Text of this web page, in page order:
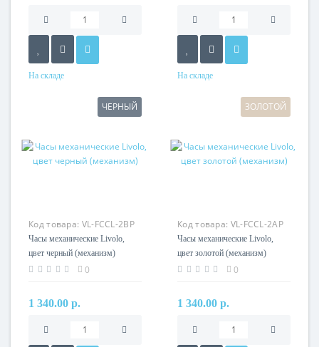
На складе На складе
ЧЕРНЫЙ
Код товара: VL-FCCL-2BP
Часы механические Livolo,
цвет черный (механизм)
0
1 340.00 р.
ЗОЛОТОЙ
Код товара: VL-FCCL-2AP
Часы механические Livolo,
цвет золотой (механизм)
0
1 340.00 р.